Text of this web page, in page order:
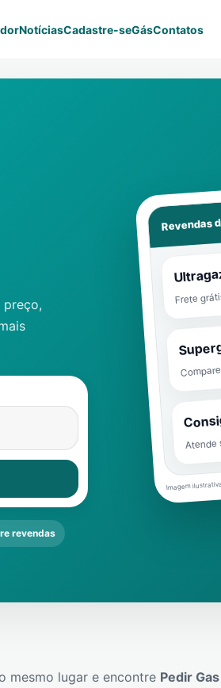
NotíciasCadastre-seGásContatos
preço,
revendas
Revendas
Frete
Atende
Imagem ilustrativa
mesmo lugar e encontre Pedir